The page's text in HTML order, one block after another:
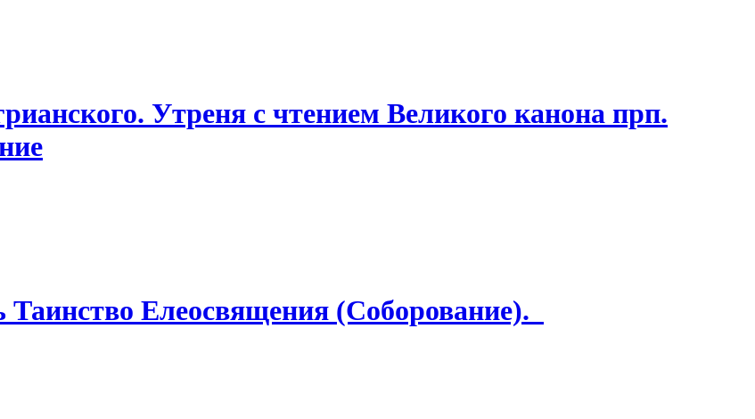
Утреня с чтением Великого канона прп.
Таинство Елеосвящения (Соборование).